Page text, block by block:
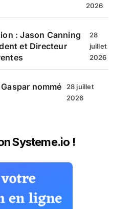
2026
: Jason Canning
et Directeur
28
juillet
2026
nommé
28 juillet
2026
Systeme.io !